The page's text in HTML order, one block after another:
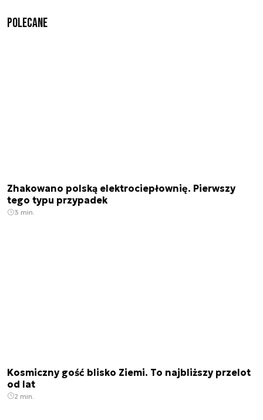
Polecane
Zhakowano polską elektrociepłownię. Pierwszy
tego typu przypadek
3 min.
Kosmiczny gość blisko Ziemi. To najbliższy przelot
od lat
2 min.